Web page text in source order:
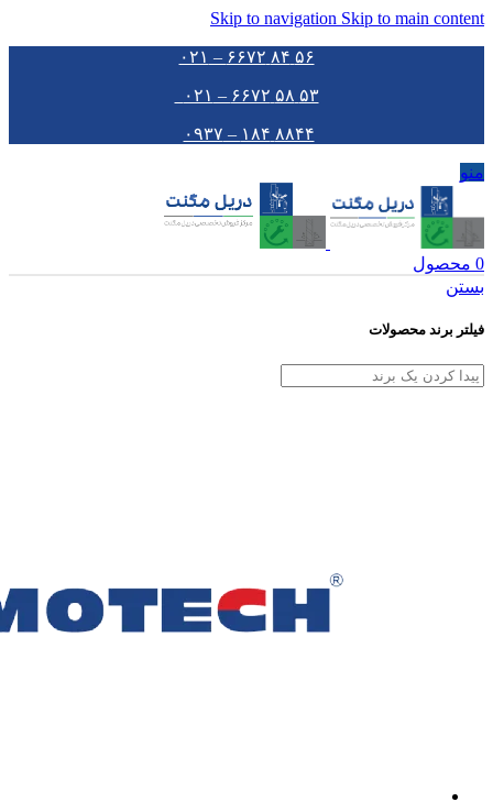
Skip to navigation Skip to main content
۵۶ ۸۴ ۶۶۷۲ – ۰۲۱
۵۳ ۵۸ ۶۶۷۲ – ۰۲۱
۸۸۴۴ ۱۸۴ – ۰۹۳۷
منو
0 محصول
بستن
فیلتر برند محصولات